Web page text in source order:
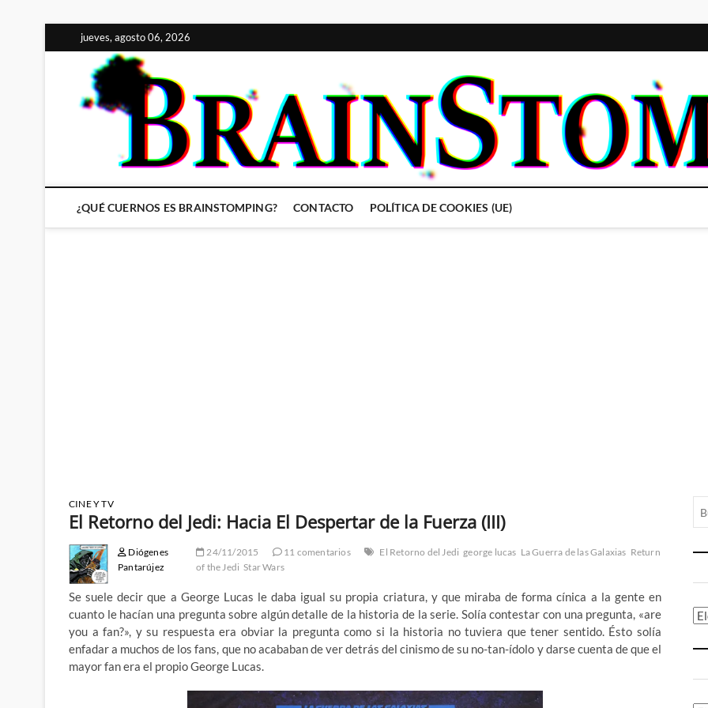
al
contenido
jueves, agosto 06, 2026
¿QUÉ CUERNOS ES BRAINSTOMPING? CONTACTO POLÍTICA DE COOKIES (UE)
CINE Y TV
El Retorno del Jedi: Hacia El Despertar de la Fuerza (III)
Diógenes
Pantarújez
24/11/2015 11 comentarios El Retorno del Jedi george lucas La Guerra de las Galaxias Return
of the Jedi Star Wars
Se suele decir que a George Lucas le daba igual su propia criatura, y que miraba de forma cínica a la gente en
cuanto le hacían una pregunta sobre algún detalle de la historia de la serie. Solía contestar con una pregunta, «are
you a fan?», y su respuesta era obviar la pregunta como si la historia no tuviera que tener sentido. Ésto solía
enfadar a muchos de los fans, que no acababan de ver detrás del cinismo de su no-tan-ídolo y darse cuenta de que el
mayor fan era el propio George Lucas.